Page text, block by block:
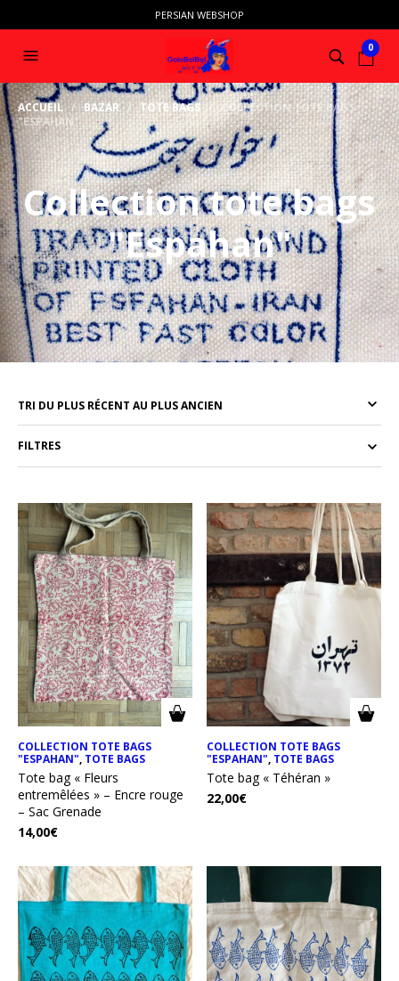
PERSIAN WEBSHOP
0
ACCUEIL/BAZAR/TOTE BAGS/ COLLECTION TOTE BAGS
"ESPAHAN"
Collection tote bags
"Espahan"
FILTRES
COLLECTION TOTE BAGS
"ESPAHAN", TOTE BAGS
Tote bag « Fleurs
entremêlées » – Encre rouge
– Sac Grenade
14,00€
COLLECTION TOTE BAGS
"ESPAHAN", TOTE BAGS
Tote bag « Téhéran »
22,00€